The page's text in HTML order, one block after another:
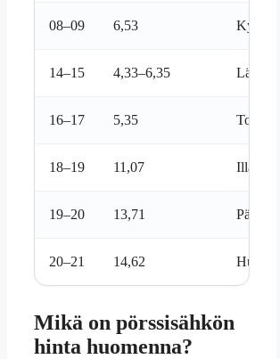
08–09 6,53
14–15 4,33–6,35
16–17 5,35 Toinen
18–19 11,07 Illan
19–20 13,71 Päivän
20–21 14,62
Mikä on pörssisähkön
hinta huomenna?